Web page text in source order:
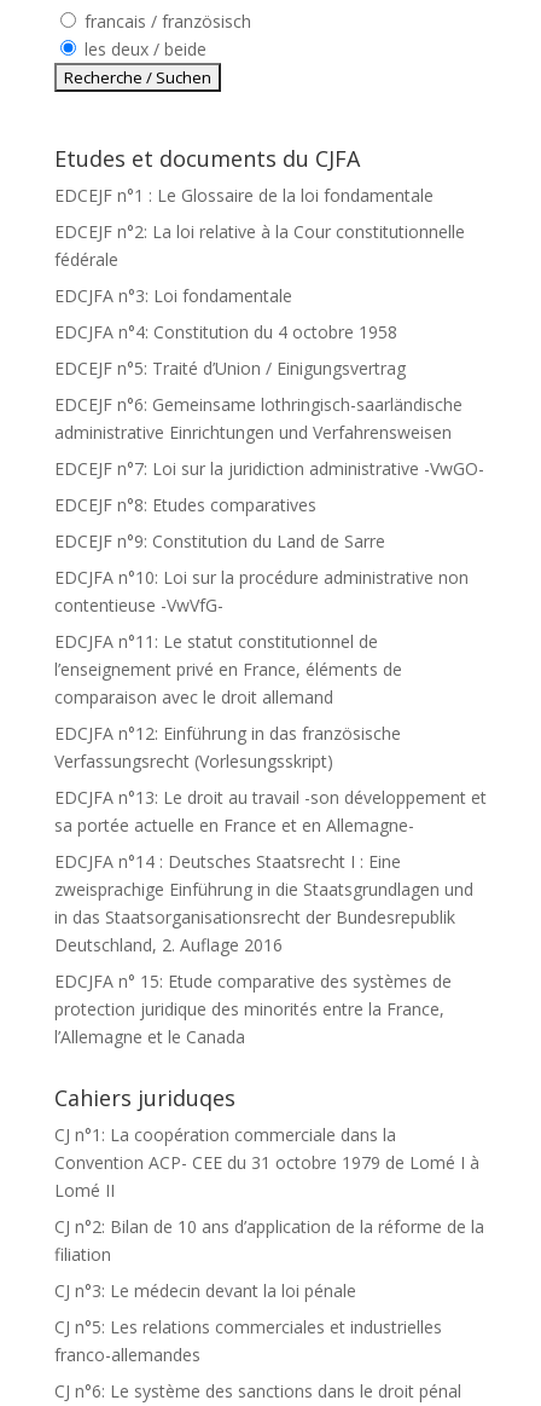
francais / französisch
les deux / beide
Etudes et documents du CJFA
EDCEJF n°1 : Le Glossaire de la loi fondamentale
EDCEJF n°2: La loi relative à la Cour constitutionnelle
fédérale
EDCJFA n°3: Loi fondamentale
EDCJFA n°4: Constitution du 4 octobre 1958
EDCEJF n°5: Traité d’Union / Einigungsvertrag
EDCEJF n°6: Gemeinsame lothringisch-saarländische
administrative Einrichtungen und Verfahrensweisen
EDCEJF n°7: Loi sur la juridiction administrative -VwGO-
EDCEJF n°8: Etudes comparatives
EDCEJF n°9: Constitution du Land de Sarre
EDCJFA n°10: Loi sur la procédure administrative non
contentieuse -VwVfG-
EDCJFA n°11: Le statut constitutionnel de
l’enseignement privé en France, éléments de
comparaison avec le droit allemand
EDCJFA n°12: Einführung in das französische
Verfassungsrecht (Vorlesungsskript)
EDCJFA n°13: Le droit au travail -son développement et
sa portée actuelle en France et en Allemagne-
EDCJFA n°14 : Deutsches Staatsrecht I : Eine
zweisprachige Einführung in die Staatsgrundlagen und
in das Staatsorganisationsrecht der Bundesrepublik
Deutschland, 2. Auflage 2016
EDCJFA n° 15: Etude comparative des systèmes de
protection juridique des minorités entre la France,
l’Allemagne et le Canada
Cahiers juriduqes
CJ n°1: La coopération commerciale dans la
Convention ACP- CEE du 31 octobre 1979 de Lomé I à
Lomé II
CJ n°2: Bilan de 10 ans d’application de la réforme de la
filiation
CJ n°3: Le médecin devant la loi pénale
CJ n°5: Les relations commerciales et industrielles
franco-allemandes
CJ n°6: Le système des sanctions dans le droit pénal